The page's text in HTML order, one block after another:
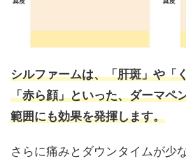
シルファームは、「肝斑」や「
「赤ら顔」といった、ダーマペ
範囲にも効果を発揮します。
さらに痛みとダウンタイムが少